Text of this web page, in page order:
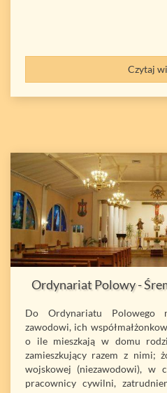
Czytaj
Ordynariat Polowy -
Do Ordynariatu Polowego
zawodowi, ich
o ile mieszkają w domu
zamieszkujący razem z nimi;
wojskowej (niezawodowi), w
pracownicy cywilni,